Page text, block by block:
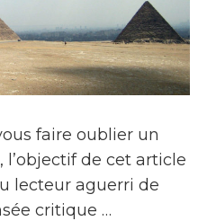
faire oublier un
de cet article
lecteur aguerri de
critique …